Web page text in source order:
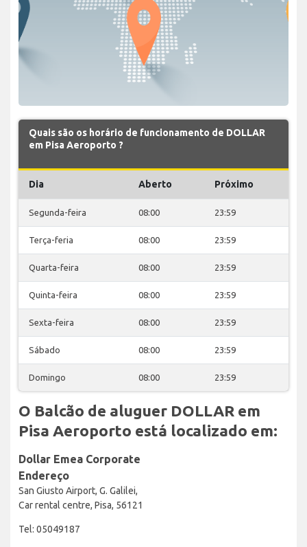
Quais são os horário de funcionamento de DOLLAR
em Pisa Aeroporto ?
Dia Aberto Próximo
Segunda-feira 08:00 23:59
Terça-feria 08:00 23:59
Quarta-feira 08:00 23:59
Quinta-feira 08:00 23:59
Sexta-feira 08:00 23:59
Sábado 08:00 23:59
Domingo 08:00 23:59
O Balcão de aluguer DOLLAR em
Pisa Aeroporto está localizado em:
Dollar Emea Corporate
Endereço
San Giusto Airport, G. Galilei,
Car rental centre, Pisa, 56121
Tel: 05049187